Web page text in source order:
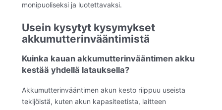
monipuoliseksi ja luotettavaksi.
Usein kysytyt kysymykset
akkumutterinvääntimistä
Kuinka kauan akkumutterinvääntimen akku
kestää yhdellä latauksella?
Akkumutterinvääntimen akun kesto riippuu useista
tekijöistä, kuten akun kapasiteetista, laitteen